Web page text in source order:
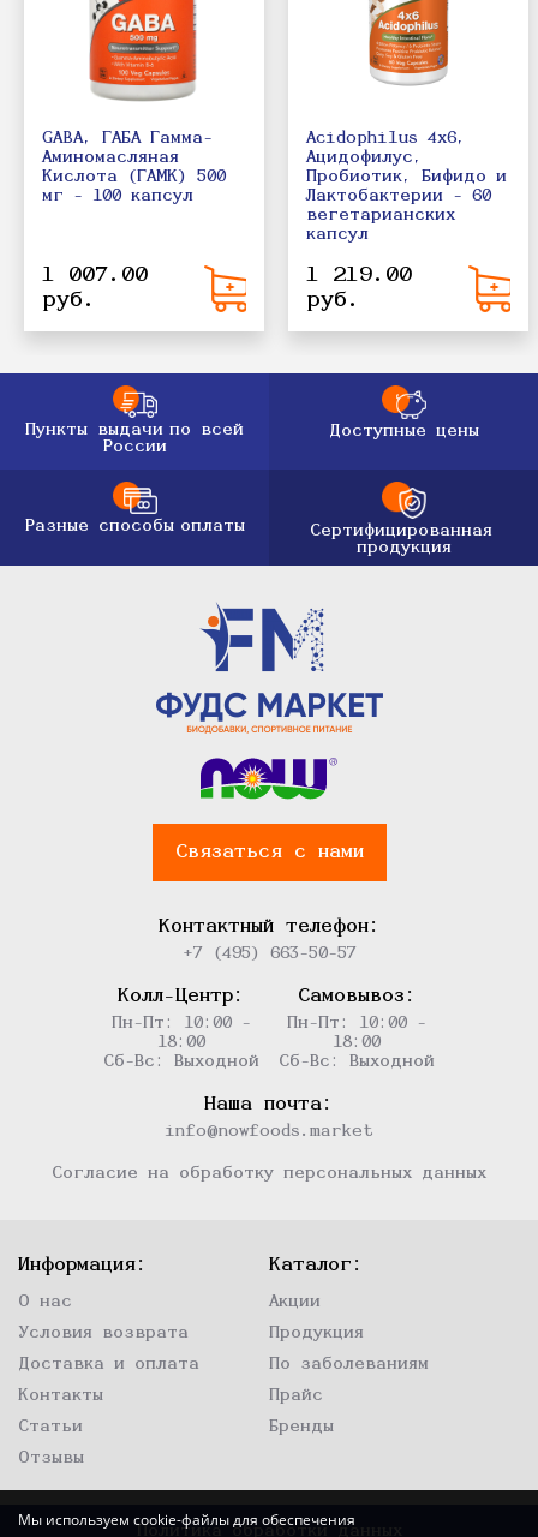
GABA, ГАБА Гамма-
Аминомасляная
Кислота (ГАМК) 500
мг - 100 капсул
1 007.00
руб.
Acidophilus 4х6,
Ацидофилус,
Пробиотик, Бифидо и
Лактобактерии - 60
вегетарианских
капсул
1 219.00
руб.
Пункты выдачи по всей
России
Доступные цены
Разные способы оплаты
Сертифицированная
продукция
Связаться с нами
Контактный телефон:
+7 (495) 663-50-57
Колл-Центр:
Пн-Пт: 10:00 -
18:00
Сб-Вс: Выходной
Самовывоз:
Пн-Пт: 10:00 -
18:00
Сб-Вс: Выходной
Наша почта:
info@nowfoods.market
Согласие на обработку персональных данных
Информация:
О нас
Условия возврата
Доставка и оплата
Контакты
Статьи
Отзывы
Каталог:
Акции
Продукция
По заболеваниям
Прайс
Бренды
Политика обработки данных
Мы используем cookie-файлы для обеспечения